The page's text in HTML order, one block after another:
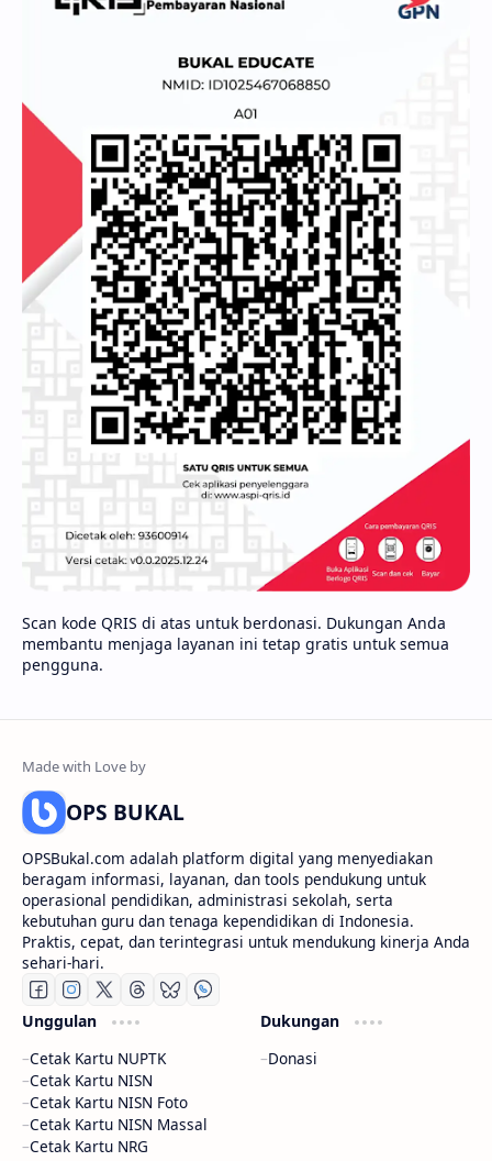
Scan kode QRIS di atas untuk berdonasi. Dukungan Anda
membantu menjaga layanan ini tetap gratis untuk semua
pengguna.
OPS BUKAL
OPSBukal.com adalah platform digital yang menyediakan
beragam informasi, layanan, dan tools pendukung untuk
operasional pendidikan, administrasi sekolah, serta
kebutuhan guru dan tenaga kependidikan di Indonesia.
Praktis, cepat, dan terintegrasi untuk mendukung kinerja Anda
sehari-hari.
Unggulan
Cetak Kartu NUPTK
Cetak Kartu NISN
Cetak Kartu NISN Foto
Cetak Kartu NISN Massal
Cetak Kartu NRG
Dukungan
Donasi